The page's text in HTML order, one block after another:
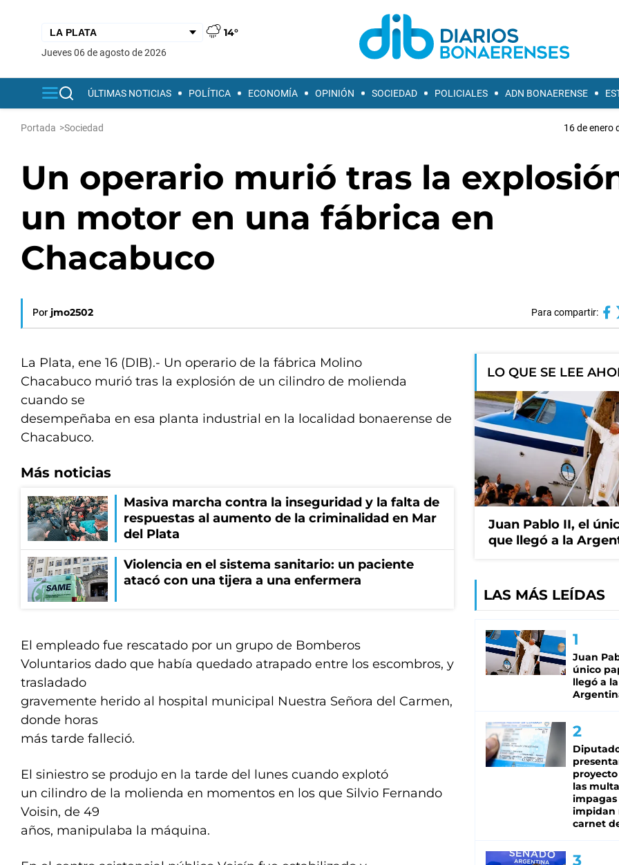
14°
jueves 06 de agosto de 2026
ÚLTIMAS NOTICIAS POLÍTICA ECONOMÍA OPINIÓN SOCIEDAD POLICIALES ADN BONAERENSE
Portada >Sociedad 16 de enero
Un operario murió tras la
un motor en una fábrica en
Chacabuco
Por jmo2502 Para compartir:
La Plata, ene 16 (DIB).- Un operario de la fábrica Molino
Chacabuco murió tras la explosión de un cilindro de molienda
cuando se
desempeñaba en esa planta industrial en la localidad bonaerense de
Chacabuco.
Más noticias
Masiva marcha contra la inseguridad y la falta de
respuestas al aumento de la criminalidad en Mar
del Plata
Violencia en el sistema sanitario: un paciente
atacó con una tijera a una enfermera
El empleado fue rescatado por un grupo de Bomberos
Voluntarios dado que había quedado atrapado entre los escombros, y
trasladado
gravemente herido al hospital municipal Nuestra Señora del Carmen,
donde horas
más tarde falleció.
El siniestro se produjo en la tarde del lunes cuando explotó
un cilindro de la molienda en momentos en los que Silvio Fernando
Voisin, de 49
años, manipulaba la máquina.
LO QUE SE LEE
Juan Pablo II, el
que llegó a la
LAS MÁS LEÍDAS
Juan
único
llegó a la
las
impagas
impidan
carnet